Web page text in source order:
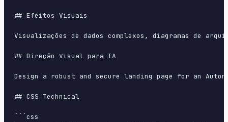
## Efeitos Visuais
Visualizações de dados complexos, diagramas de
## Direção Visual para IA
Design a robust and secure landing page for an
## CSS Technical
```css